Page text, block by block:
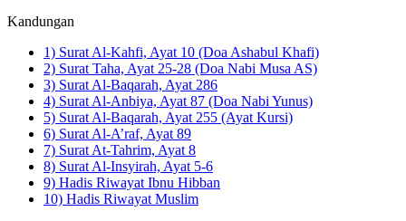
Kandungan
1) Surat Al-Kahfi, Ayat 10 (Doa Ashabul Khafi)
2) Surat Taha, Ayat 25-28 (Doa Nabi Musa AS)
3) Surat Al-Baqarah, Ayat 286
4) Surat Al-Anbiya, Ayat 87 (Doa Nabi Yunus)
5) Surat Al-Baqarah, Ayat 255 (Ayat Kursi)
6) Surat Al-A’raf, Ayat 89
7) Surat At-Tahrim, Ayat 8
8) Surat Al-Insyirah, Ayat 5-6
9) Hadis Riwayat Ibnu Hibban
10) Hadis Riwayat Muslim